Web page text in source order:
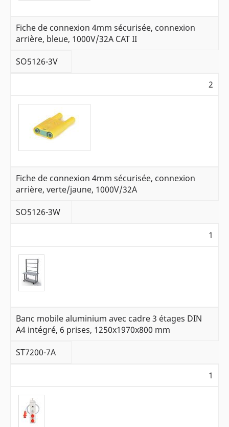
Fiche de connexion 4mm sécurisée, connexion
arrière, bleue, 1000V/32A CAT II
SO5126-3V
2
Fiche de connexion 4mm sécurisée, connexion
arrière, verte/jaune, 1000V/32A
SO5126-3W
1
Banc mobile aluminium avec cadre 3 étages DIN
A4 intégré, 6 prises, 1250x1970x800 mm
ST7200-7A
1